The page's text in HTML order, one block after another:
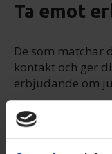
Ta emot
De som matchar
kontakt och ger
erbjudande om
Få erbjudanden